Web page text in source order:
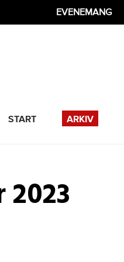
EVENEMANG
START ARKIV